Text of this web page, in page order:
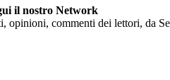
il nostro Network
opinioni, commenti dei lettori, da